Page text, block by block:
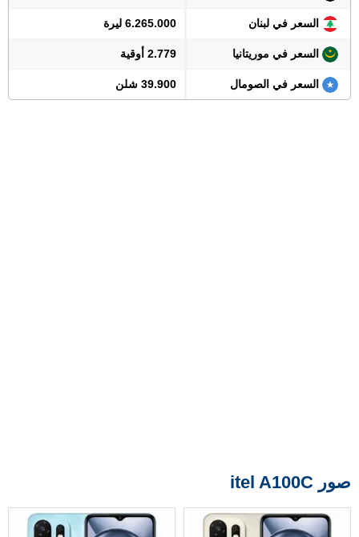
السعر في لبنان 6.265.000 ليرة
السعر في موريتانيا 2.779 أوقية
السعر في الصومال 39.900 شلن
صور itel A100C